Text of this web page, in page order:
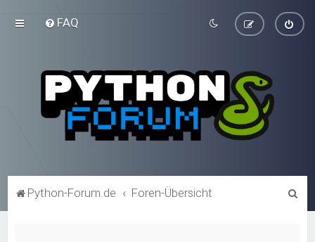
FAQ
Python-Forum.de Foren-Übersicht